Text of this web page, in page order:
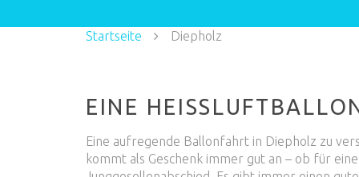
Startseite Diepholz
EINE
Eine aufregende Ballonfahrt in Diepholz zu
kommt als Geschenk immer gut an – ob für